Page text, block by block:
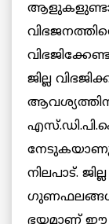
ജില്ല
ആവശ്യത്തിനു
നേടുകയാണു
നിലപാട്.
ഗുണഫലങ്ങൾ